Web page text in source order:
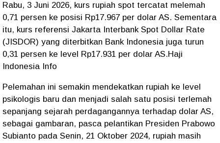
Rabu, 3 Juni 2026, kurs rupiah spot tercatat melemah
0,71 persen ke posisi Rp17.967 per dolar AS. Sementara
itu, kurs referensi Jakarta Interbank Spot Dollar Rate
(JISDOR) yang diterbitkan Bank Indonesia juga turun
0,31 persen ke level Rp17.931 per dolar AS.Haji
Indonesia Info
Pelemahan ini semakin mendekatkan rupiah ke level
psikologis baru dan menjadi salah satu posisi terlemah
sepanjang sejarah perdagangannya terhadap dolar AS,
sebagai gambaran, pasca pelantikan Presiden Prabowo
Subianto pada Senin, 21 Oktober 2024, rupiah masih